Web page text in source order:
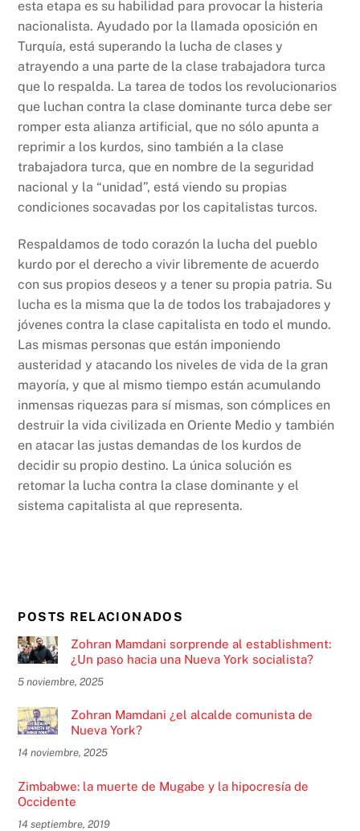
esta etapa es su habilidad para provocar la histeria
nacionalista. Ayudado por la llamada oposición en
Turquía, está superando la lucha de clases y
atrayendo a una parte de la clase trabajadora turca
que lo respalda. La tarea de todos los revolucionarios
que luchan contra la clase dominante turca debe ser
romper esta alianza artificial, que no sólo apunta a
reprimir a los kurdos, sino también a la clase
trabajadora turca, que en nombre de la seguridad
nacional y la “unidad”, está viendo su propias
condiciones socavadas por los capitalistas turcos.
Respaldamos de todo corazón la lucha del pueblo
kurdo por el derecho a vivir libremente de acuerdo
con sus propios deseos y a tener su propia patria. Su
lucha es la misma que la de todos los trabajadores y
jóvenes contra la clase capitalista en todo el mundo.
Las mismas personas que están imponiendo
austeridad y atacando los niveles de vida de la gran
mayoría, y que al mismo tiempo están acumulando
inmensas riquezas para sí mismas, son cómplices en
destruir la vida civilizada en Oriente Medio y también
en atacar las justas demandas de los kurdos de
decidir su propio destino. La única solución es
retomar la lucha contra la clase dominante y el
sistema capitalista al que representa.
POSTS RELACIONADOS
Zohran Mamdani sorprende al establishment:
¿Un paso hacia una Nueva York socialista?
5 noviembre, 2025
Zohran Mamdani ¿el alcalde comunista de
Nueva York?
14 noviembre, 2025
Zimbabwe: la muerte de Mugabe y la hipocresía de
Occidente
14 septiembre, 2019